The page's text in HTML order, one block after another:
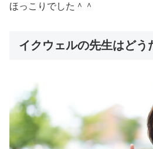
ほっこりでした＾＾
イクウェルの先生はどう